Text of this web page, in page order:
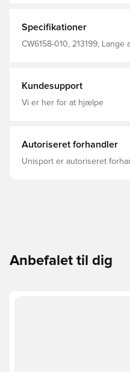
forbliver tør i regnvejr
giver mulighed for
Fuld lynlås til opretstående
Specifikationer
CW6158-010, 213199,
Kundesupport
Vi er her for at hjælpe
Autoriseret forhandler
Unisport er autoriseret
Anbefalet til dig